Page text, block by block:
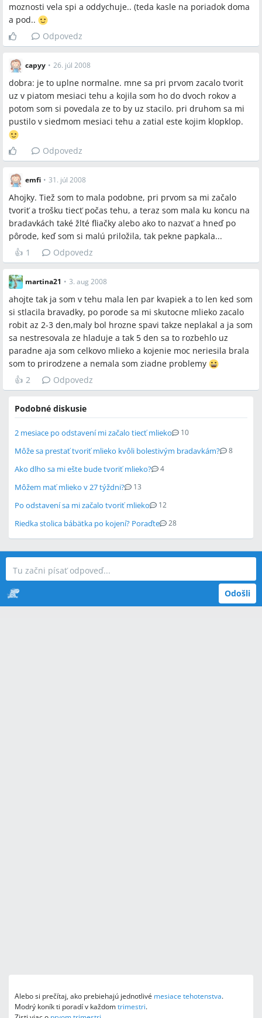
moznosti vela spi a oddychuje.. (teda kasle na poriadok doma
a pod..
Odpovedz
capyy • 26. júl 2008
dobra: je to uplne normalne. mne sa pri prvom zacalo tvorit
uz v piatom mesiaci tehu a kojila som ho do dvoch rokov a
potom som si povedala ze to by uz stacilo. pri druhom sa mi
pustilo v siedmom mesiaci tehu a zatial este kojim klopklop.
Odpovedz
emfi • 31. júl 2008
Ahojky. Tiež som to mala podobne, pri prvom sa mi začalo
tvoriť a trošku tiecť počas tehu, a teraz som mala ku koncu na
bradavkách také žlté fliačky alebo ako to nazvať a hneď po
pôrode, keď som si malú priložila, tak pekne papkala...
👍 1 Odpovedz
martina21 • 3. aug 2008
ahojte tak ja som v tehu mala len par kvapiek a to len ked som
si stlacila bravadky, po porode sa mi skutocne mlieko zacalo
robit az 2-3 den,maly bol hrozne spavi takze neplakal a ja som
sa nestresovala ze hladuje a tak 5 den sa to rozbehlo uz
paradne aja som celkovo mlieko a kojenie moc neriesila brala
som to prirodzene a nemala som ziadne problemy
👍 2 Odpovedz
Podobné diskusie
2 mesiace po odstavení mi začalo tiecť mlieko 10
Môže sa prestať tvoriť mlieko kvôli bolestivým bradavkám? 8
Ako dlho sa mi ešte bude tvoriť mlieko? 4
Môžem mať mlieko v 27 týždni? 13
Po odstavení sa mi začalo tvoriť mlieko 12
Riedka stolica bábätka po kojení? Poraďte 28
Odošli
Alebo si prečítaj, ako prebiehajú jednotlivé mesiace tehotenstva.
Modrý koník ti poradí v každomtrimestri.